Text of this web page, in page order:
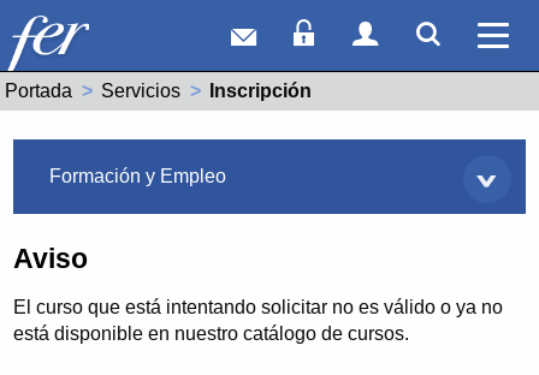
Correo webAcceso Socios
Acceso
Portada Servicios Actual:
Inscripción
Formación y Empleo
Aviso
El curso que está intentando solicitar no es válido o ya no
está disponible en nuestro catálogo de cursos.